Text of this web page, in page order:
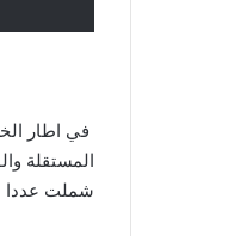
في اطار
المستقلة
شملت عددا